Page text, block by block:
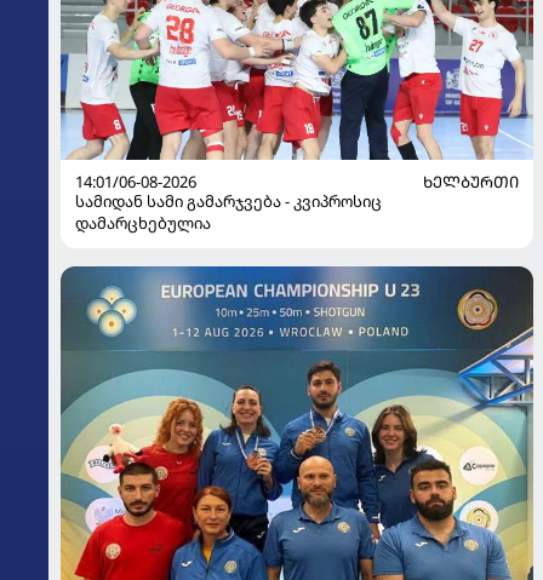
14:01/06-08-2026
ᲮᲔᲚᲑᲣᲠᲗᲘ
სამიდან სამი გამარჯვება - კვიპროსიც
დამარცხებულია